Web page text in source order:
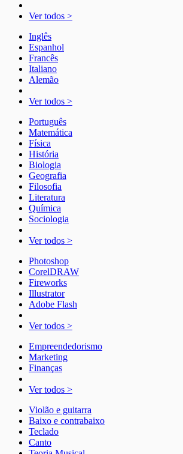
Ver todos >
Inglês
Espanhol
Francês
Italiano
Alemão
Ver todos >
Português
Matemática
Física
História
Biologia
Geografia
Filosofia
Literatura
Química
Sociologia
Ver todos >
Photoshop
CorelDRAW
Fireworks
Illustrator
Adobe Flash
Ver todos >
Empreendedorismo
Marketing
Finanças
Ver todos >
Violão e guitarra
Baixo e contrabaixo
Teclado
Canto